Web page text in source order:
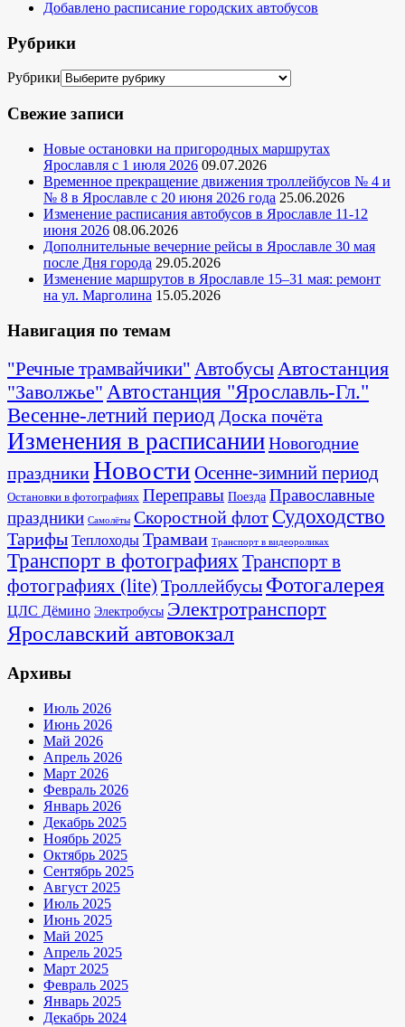
Добавлено расписание городских автобусов
Рубрики
Рубрики
Свежие записи
Новые остановки на пригородных маршрутах
Ярославля с 1 июля 2026 09.07.2026
Временное прекращение движения троллейбусов № 4 и
№ 8 в Ярославле с 20 июня 2026 года 25.06.2026
Изменение расписания автобусов в Ярославле 11-12
июня 2026 08.06.2026
Дополнительные вечерние рейсы в Ярославле 30 мая
после Дня города 29.05.2026
Изменение маршрутов в Ярославле 15–31 мая: ремонт
на ул. Марголина 15.05.2026
Навигация по темам
"Речные трамвайчики" АвтобусыАвтостанция
"Заволжье" Автостанция "Ярославль-Гл."
Весенне-летний период Доска почёта
Изменения в расписанииНовогодние
праздникиНовости Осенне-зимний период
Остановки в фотографиях Переправы Поезда Православные
праздники Самолёты Скоростной флот Судоходство
Тарифы Теплоходы Трамваи Транспорт в видеороликах
Транспорт в фотографияхТранспорт в
фотографиях (lite) Троллейбусы Фотогалерея
ЦЛС Дёмино Электробусы Электротранспорт
Ярославский автовокзал
Архивы
Июль 2026
Июнь 2026
Май 2026
Апрель 2026
Март 2026
Февраль 2026
Январь 2026
Декабрь 2025
Ноябрь 2025
Октябрь 2025
Сентябрь 2025
Август 2025
Июль 2025
Июнь 2025
Май 2025
Апрель 2025
Март 2025
Февраль 2025
Январь 2025
Декабрь 2024